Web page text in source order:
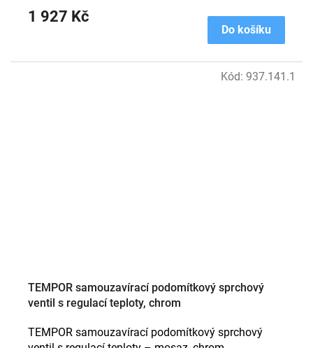
1 927 Kč
Do košíku
TEMPOR samouzavírací podomítkový sprchový
ventil s regulací teploty, chrom
TEMPOR samouzavírací podomítkový sprchový
Kód: 937.141.1